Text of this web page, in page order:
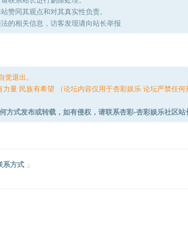
赞同其观点和对其真实性负责。
的相关信息，访客发现请向站长举报
退出。
量 民族有希望 （论坛内容仅用于杏彩娱乐 论坛严禁任何
方式发布或转载，如有侵权，请联系杏彩-杏彩娱乐社区站
系方式 」